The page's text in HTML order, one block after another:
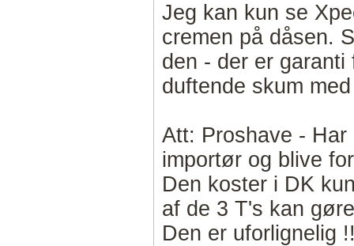
Jeg kan kun se
cremen på dåsen.
den - der er
duftende skum
Att: Proshave -
importør og blive
Den koster i DK
af de 3 T's kan
Den er uforlignelig